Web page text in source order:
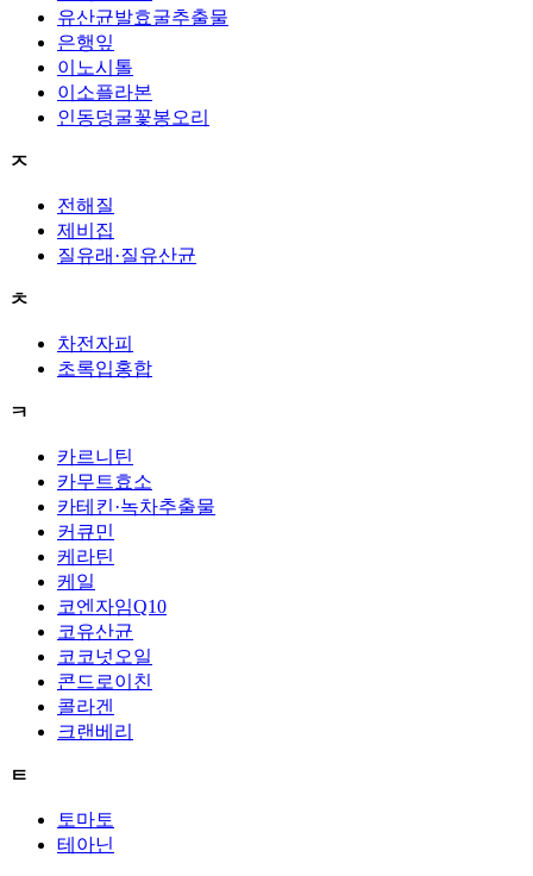
유산균발효굴추출물
은행잎
이노시톨
이소플라본
인동덩굴꽃봉오리
ㅈ
전해질
제비집
질유래·질유산균
ㅊ
차전자피
초록입홍합
ㅋ
카르니틴
카무트효소
카테킨·녹차추출물
커큐민
케라틴
케일
코엔자임Q10
코유산균
코코넛오일
콘드로이친
콜라겐
크랜베리
ㅌ
토마토
테아닌